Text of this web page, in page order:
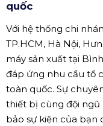
quốc
Với hệ thống chi
TP.HCM, Hà Nội,
máy sản xuất tại
đáp ứng nhu cầu tổ
toàn quốc. Sự
thiết bị cùng đội
bảo sự kiện của bạn